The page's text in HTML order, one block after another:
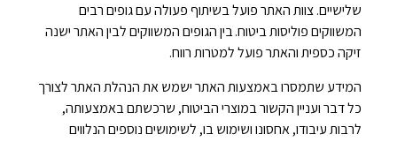
שלישיים. צוות האתר פועל בשיתוף פעולה עם גופים רבים
המשווקים פוליסות ביטוח. בין הגופים המשווקים לבין האתר ישנה
זיקה כספית והאתר פועל למטרות רווח.
המידע שתמסרו באמצעות האתר ישמש את הנהלת האתר לצורך
כל דבר ועניין הקשור במוצרי הביטוח, שרכשתם באמצעותה,
לרבות עיבודו, אחסונו ושימוש בו, לשימושים נוספים הנלווים